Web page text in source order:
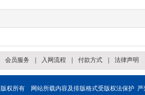
会员服务 入网流程 付款方式 法律声明
版权所有 网站所载内容及排版格式受版权法保护 严